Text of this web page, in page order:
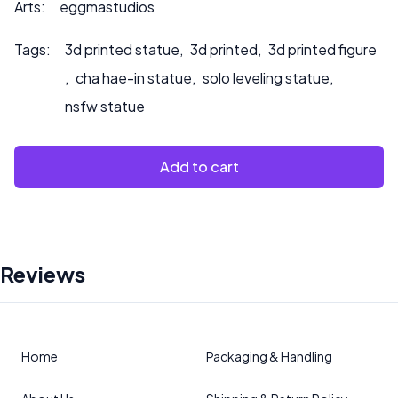
Arts: eggmastudios
Tags: 3d printed statue, 3d printed, 3d printed figure
, cha hae-in statue, solo leveling statue,
nsfw statue
Add to cart
Reviews
Home Packaging & Handling